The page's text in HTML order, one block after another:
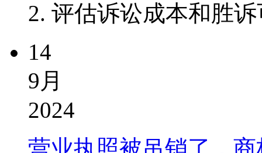
2. 评估诉讼成本和胜
14
9月
2024